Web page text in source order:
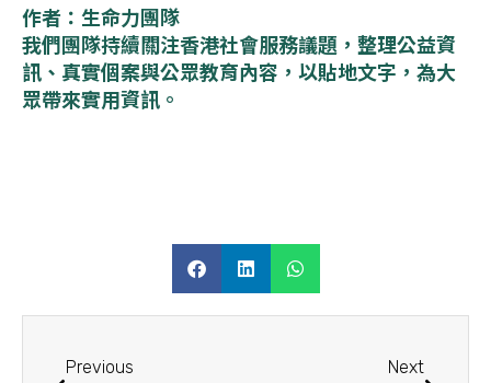
作者：生命力團隊
我們團隊持續關注香港社會服務議題，整理公益資
訊、真實個案與公眾教育內容，以貼地文字，為大
眾帶來實用資訊。
Previous Next